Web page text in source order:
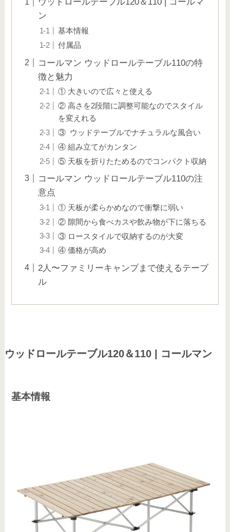
ウッドロールテーブル120＆110 | コールマ
ン
基本情報
付属品
コールマン ウッドロールテーブル110の特
徴と魅力
① 大きいので広々と使える
② 高さを2段階に調整可能なのでスタイル
を変えれる
③ ウッドテーブルでナチュラルな風合い
④ 組み立てがカンタン
⑤ 天板を折りたためるのでコンパクト収納
コールマン ウッドロールテーブル110の注
意点
① 天板が柔らかめなので衝撃に弱い
② 隙間から食べカスや飲み物が下に落ちる
③ ロースタイルで収納するのが大変
④ 価格が高め
2人〜ファミリーキャンプまで使えるテーブ
ル
ウッドロールテーブル120＆110 | コールマン
基本情報